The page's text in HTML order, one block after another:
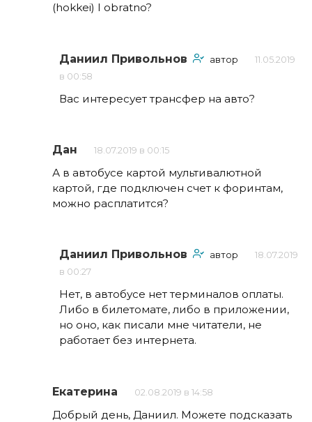
(hokkei) I obratno?
Даниил Привольнов автор
11.05.2019
в 00:58
Вас интересует трансфер на авто?
Дан 18.07.2019 в 00:15
А в автобусе картой мультивалютной
картой, где подключен счет к форинтам,
можно расплатится?
Даниил Привольнов автор
18.07.2019
в 00:27
Нет, в автобусе нет терминалов оплаты.
Либо в билетомате, либо в приложении,
но оно, как писали мне читатели, не
работает без интернета.
Екатерина 02.08.2019 в 14:58
Добрый день, Даниил. Можете подсказать